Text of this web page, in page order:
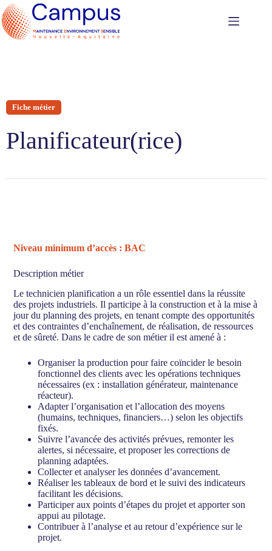
Fiche métier
Planificateur(rice)
Niveau minimum d’accès : BAC
Description métier
Le technicien planification a un rôle essentiel dans la réussite
des projets industriels. Il participe à la construction et à la mise à
jour du planning des projets, en tenant compte des opportunités
et des contraintes d’enchaînement, de réalisation, de ressources
et de sûreté. Dans le cadre de son métier il est amené à :
Organiser la production pour faire coïncider le besoin
fonctionnel des clients avec les opérations techniques
nécessaires (ex : installation générateur, maintenance
réacteur).
Adapter l’organisation et l’allocation des moyens
(humains, techniques, financiers…) selon les objectifs
fixés.
Suivre l’avancée des activités prévues, remonter les
alertes, si nécessaire, et proposer les corrections de
planning adaptées.
Collecter et analyser les données d’avancement.
Réaliser les tableaux de bord et le suivi des indicateurs
facilitant les décisions.
Participer aux points d’étapes du projet et apporter son
appui au pilotage.
Contribuer à l’analyse et au retour d’expérience sur le
projet.